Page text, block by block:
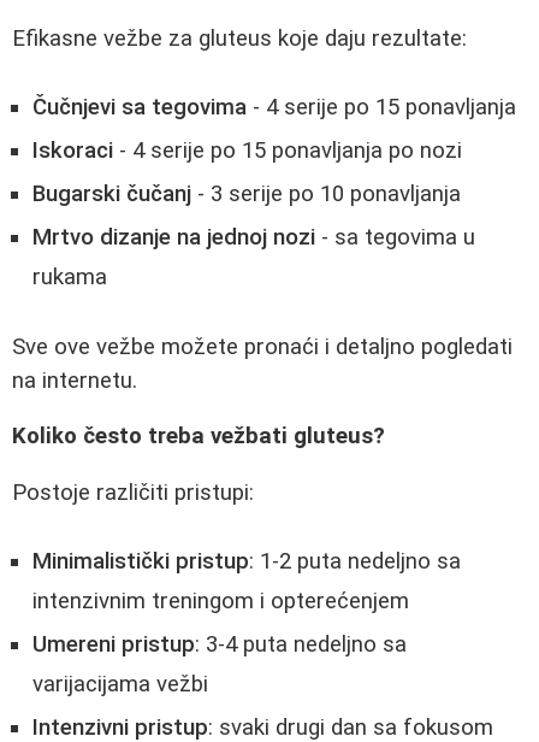
Efikasne vežbe za gluteus koje daju rezultate:
Čučnjevi sa tegovima - 4 serije po 15 ponavljanja
Iskoraci - 4 serije po 15 ponavljanja po nozi
Bugarski čučanj - 3 serije po 10 ponavljanja
Mrtvo dizanje na jednoj nozi - sa tegovima u
rukama
Sve ove vežbe možete pronaći i detaljno pogledati
na internetu.
Koliko često treba vežbati gluteus?
Postoje različiti pristupi:
Minimalistički pristup: 1-2 puta nedeljno sa
intenzivnim treningom i opterećenjem
Umereni pristup: 3-4 puta nedeljno sa
varijacijama vežbi
Intenzivni pristup: svaki drugi dan sa fokusom